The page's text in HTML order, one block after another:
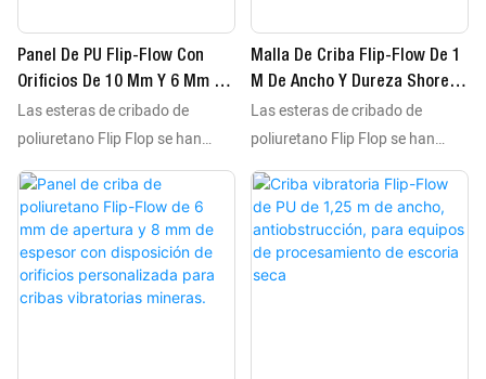
Panel De PU Flip-Flow Con
Orificios De 10 Mm Y 6 Mm De
Espesor Para Aplicaciones De
Cribado De Escorias
Las esteras de cribado de
poliuretano Flip Flop se han
utilizado durante décadas para
el cribado de materiales
húmedos. Fabricadas con
elastómero de poliuretano de
alta resiliencia, estas esteras de
cribado flexibles resisten la
Malla De Criba Flip-Flow De 1
M De Ancho Y Dureza Shore
50, Resistente Al Desgaste
Para La Manipulación De
Las esteras de cribado de
poliuretano Flip Flop se han
utilizado durante décadas para
el cribado de materiales
húmedos. Fabricadas con
elastómero de poliuretano de
alta resiliencia, estas esteras de